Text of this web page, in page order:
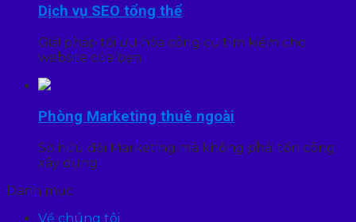
Dịch vụ SEO tổng thể
Giải pháp tối ưu hóa công cụ tìm kiếm cho
website của bạn
Phòng Marketing thuê ngoài
Sở hữu đội Marketing mà không phải tốn công
xây dựng
Danh mục
Về chúng tôi